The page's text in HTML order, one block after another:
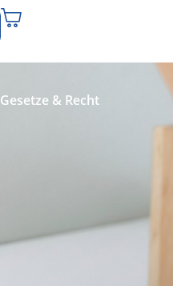
Gesetze & Recht